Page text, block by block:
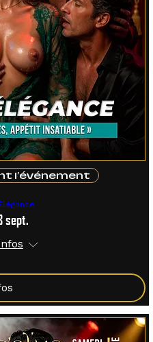
l'événement
sept.